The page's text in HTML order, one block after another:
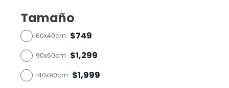
Tamaño
60x40cm $749
90x60cm $1,299
140x90cm $1,999